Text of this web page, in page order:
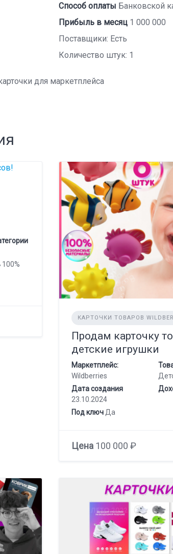
Способ оплаты Банковской
Прибыль в месяц1 000 000
Поставщики: Есть
Количество штук: 1
для маркетплейса
100%
КАРТОЧКИ ТОВАРОВ
Продам карточку
детские игрушки
Маркетплейс:
Wildberries
Дата создания
23.10.2024
Под ключДа
Цена100 000 ₽